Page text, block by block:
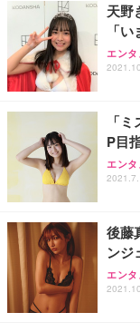
天野
「
エンタ
「
P目
エンタ
後藤
ンジ
エンタ